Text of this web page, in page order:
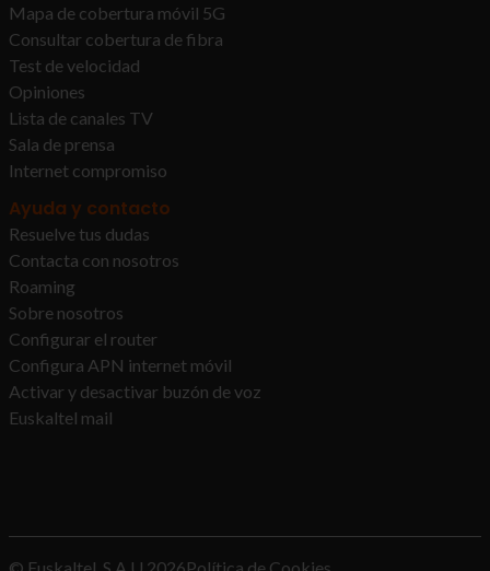
Mapa de cobertura móvil 5G
Consultar cobertura de fibra
Test de velocidad
Opiniones
Lista de canales TV
Sala de prensa
Internet compromiso
Ayuda y contacto
Resuelve tus dudas
Contacta con nosotros
Roaming
Sobre nosotros
Configurar el router
Configura APN internet móvil
Activar y desactivar buzón de voz
Euskaltel mail